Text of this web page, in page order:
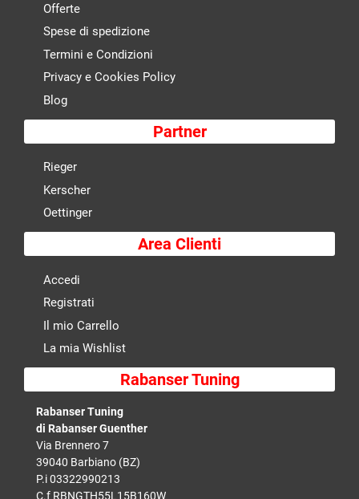
Offerte
Spese di spedizione
Termini e Condizioni
Privacy e Cookies Policy
Blog
Partner
Rieger
Kerscher
Oettinger
Area Clienti
Accedi
Registrati
Il mio Carrello
La mia Wishlist
Rabanser Tuning
Rabanser Tuning
di Rabanser Guenther
Via Brennero 7
39040 Barbiano (BZ)
P.i 03322990213
C.f RBNGTH55L15B160W